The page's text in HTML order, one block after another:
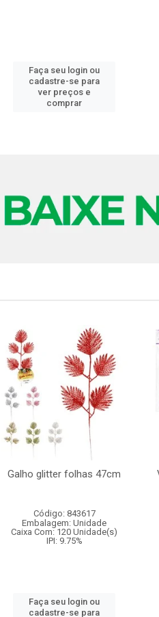
Faça seu login ou
cadastre-se para
ver preços e
comprar
Galho glitter folhas 47cm
Código: 843617
Embalagem: Unidade
Caixa Com: 120 Unidade(s)
IPI: 9.75%
Faça seu login ou
cadastre-se para